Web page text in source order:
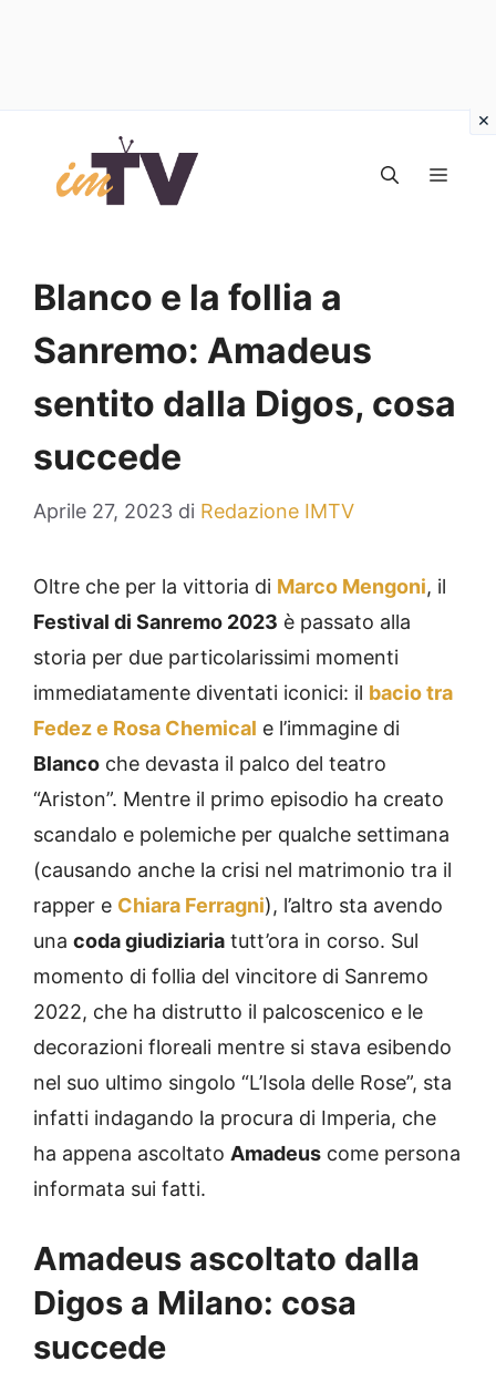
contenuto
Blanco e la follia a
Sanremo: Amadeus
sentito dalla Digos, cosa
succede
Aprile 27, 2023 di Redazione IMTV
Oltre che per la vittoria di Marco Mengoni, il
Festival di Sanremo 2023 è passato alla
storia per due particolarissimi momenti
immediatamente diventati iconici: il bacio tra
Fedez e Rosa Chemical e l’immagine di
Blanco che devasta il palco del teatro
“Ariston”. Mentre il primo episodio ha creato
scandalo e polemiche per qualche settimana
(causando anche la crisi nel matrimonio tra il
rapper e Chiara Ferragni), l’altro sta avendo
una coda giudiziaria tutt’ora in corso. Sul
momento di follia del vincitore di Sanremo
2022, che ha distrutto il palcoscenico e le
decorazioni floreali mentre si stava esibendo
nel suo ultimo singolo “L’Isola delle Rose”, sta
infatti indagando la procura di Imperia, che
ha appena ascoltato Amadeus come persona
informata sui fatti.
Amadeus ascoltato dalla
Digos a Milano: cosa
succede